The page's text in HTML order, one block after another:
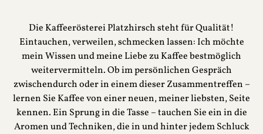
Die Kaffeerösterei Platzhirsch steht für Qualität!
Eintauchen, verweilen, schmecken lassen: Ich möchte
mein Wissen und meine Liebe zu Kaffee bestmöglich
weitervermitteln. Ob im persönlichen Gespräch
zwischendurch oder in einem dieser Zusammentreffen –
lernen Sie Kaffee von einer neuen, meiner liebsten, Seite
kennen. Ein Sprung in die Tasse – tauchen Sie ein in die
Aromen und Techniken, die in und hinter jedem Schluck